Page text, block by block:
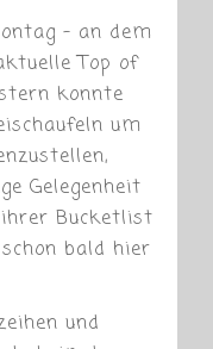
– an dem
Top of
konnte
um
Gelegenheit
Bucketlist
bald hier
und